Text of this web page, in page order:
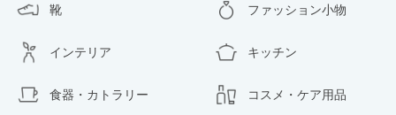
靴 ファッション小物
インテリア キッチン
食器・カトラリー コスメ・ケア用品